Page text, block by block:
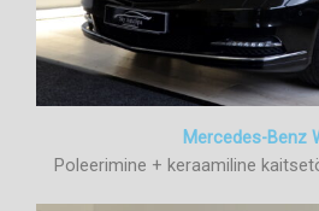
Mercedes-Benz
Poleerimine + keraamiline